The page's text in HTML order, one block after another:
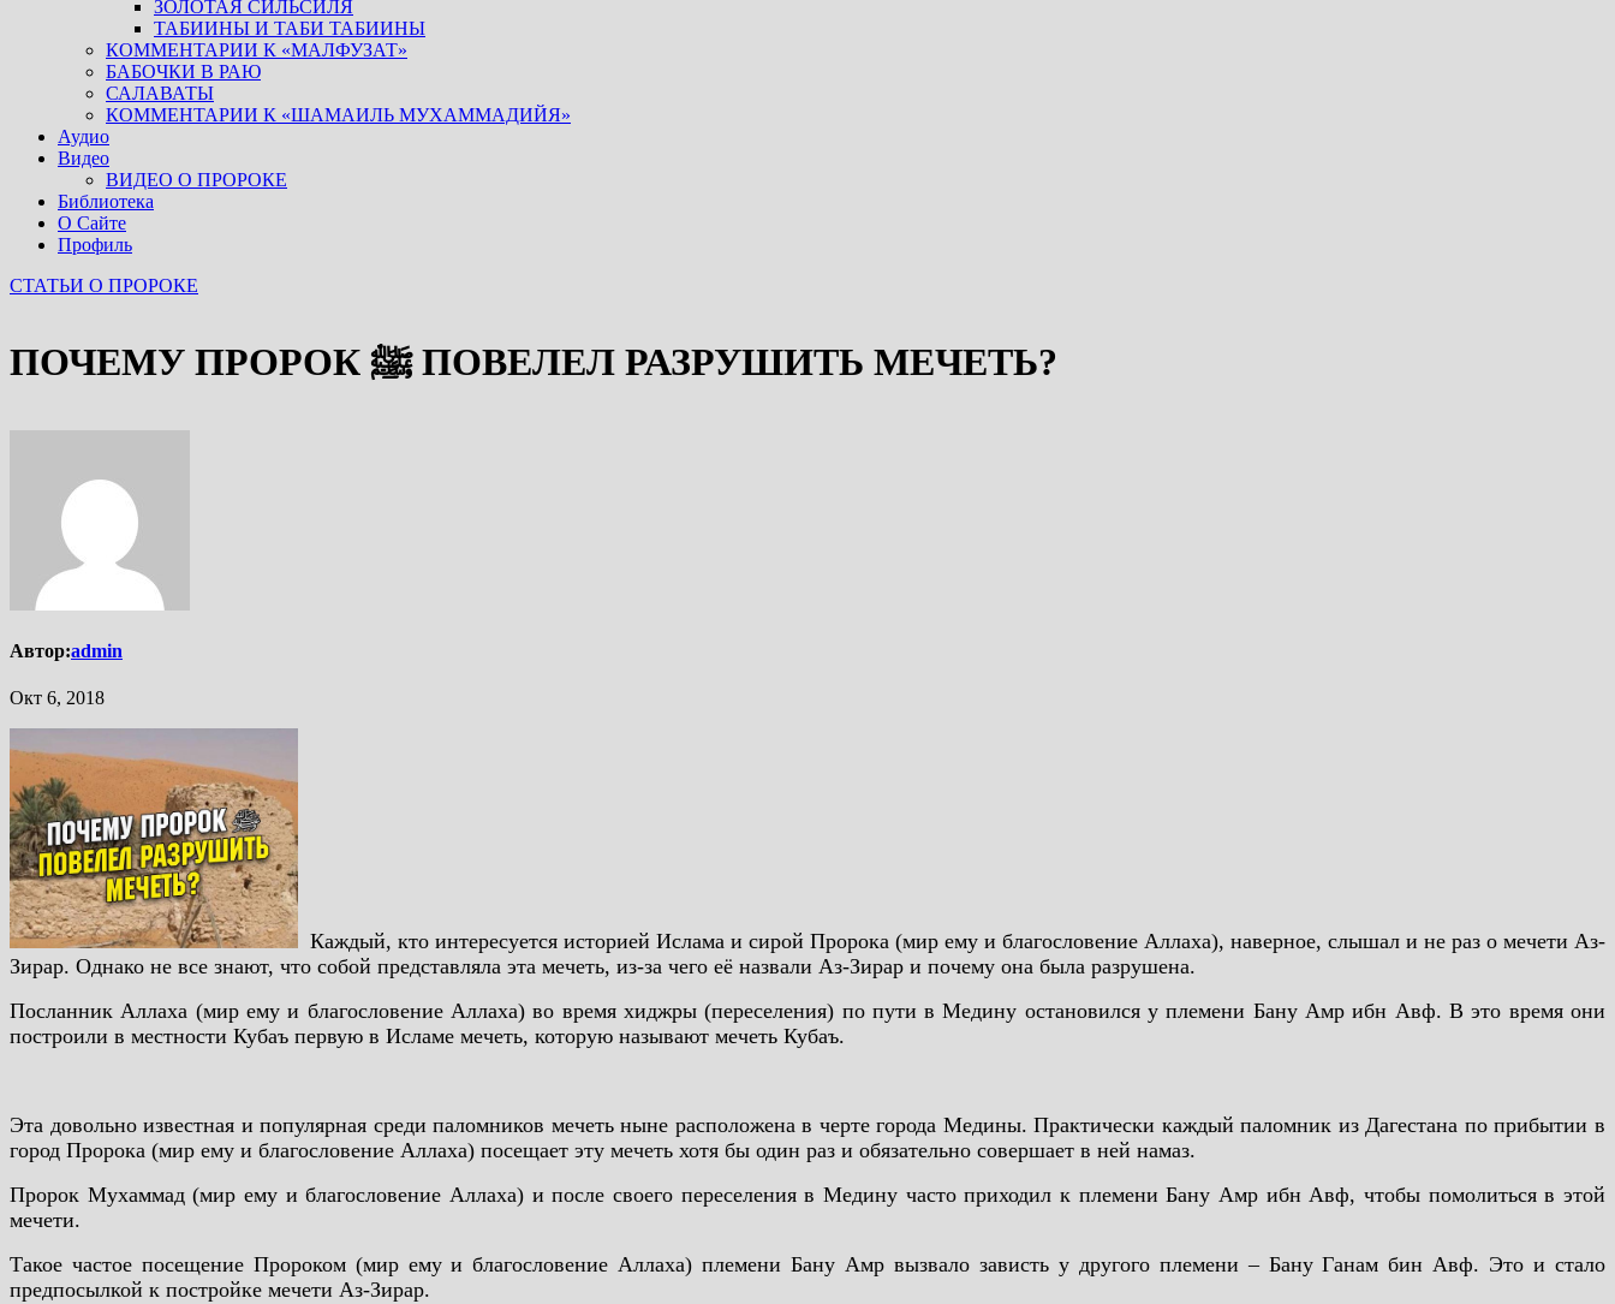
ЗОЛОТАЯ СИЛЬСИЛЯ
ТАБИИНЫ И ТАБИ ТАБИИНЫ
КОММЕНТАРИИ К «МАЛФУЗАТ»
БАБОЧКИ В РАЮ
САЛАВАТЫ
КОММЕНТАРИИ К «ШАМАИЛЬ МУХАММАДИЙЯ»
Аудио
Видео
ВИДЕО О ПРОРОКЕ
Библиотека
О Сайте
Профиль
СТАТЬИ О ПРОРОКЕ
ПОЧЕМУ ПРОРОК ﷺ ПОВЕЛЕЛ РАЗРУШИТЬ МЕЧЕТЬ?
Автор:admin
Окт 6, 2018
Каждый, кто интересуется историей Ислама и сирой Пророка (мир ему и благословение Аллаха), наверное, слышал и не раз о мечети Аз-
Зирар. Однако не все знают, что собой представляла эта мечеть, из-за чего её назвали Аз-Зирар и почему она была разрушена.
Посланник Аллаха (мир ему и благословение Аллаха) во время хиджры (переселения) по пути в Медину остановился у племени Бану Амр ибн Авф. В это время они
построили в местности Кубаъ первую в Исламе мечеть, которую называют мечеть Кубаъ.
Эта довольно известная и популярная среди паломников мечеть ныне расположена в черте города Медины. Практически каждый паломник из Дагестана по прибытии в
город Пророка (мир ему и благословение Аллаха) посещает эту мечеть хотя бы один раз и обязательно совершает в ней намаз.
Пророк Мухаммад (мир ему и благословение Аллаха) и после своего переселения в Медину часто приходил к племени Бану Амр ибн Авф, чтобы помолиться в этой
мечети.
Такое частое посещение Пророком (мир ему и благословение Аллаха) племени Бану Амр вызвало зависть у другого племени – Бану Ганам бин Авф. Это и стало
предпосылкой к постройке мечети Аз-Зирар.